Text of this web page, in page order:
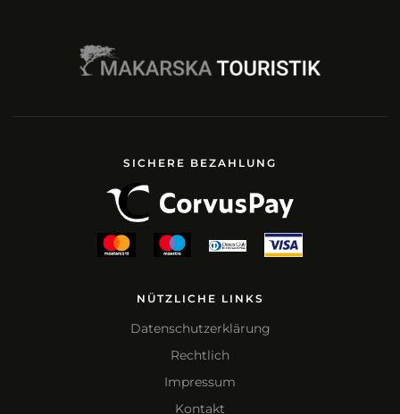
SICHERE BEZAHLUNG
NÜTZLICHE LINKS
Datenschutzerklärung
Rechtlich
Impressum
Kontakt